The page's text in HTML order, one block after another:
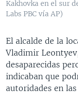
Kakhovka en el sur
Labs PBC vía AP)
El alcalde de la
Vladimir
desaparecidas
indicaban que
autoridades en